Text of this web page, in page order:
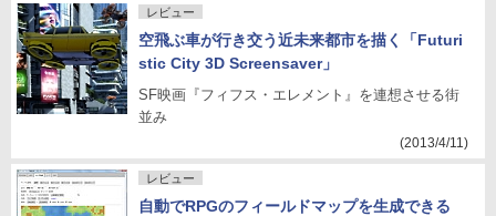
レビュー
空飛ぶ車が行き交う近未来都市を描く「Futuri
stic City 3D Screensaver」
SF映画『フィフス・エレメント』を連想させる街
並み
(2013/4/11)
レビュー
自動でRPGのフィールドマップを生成できる